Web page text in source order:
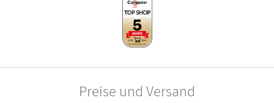
Preise und Versand